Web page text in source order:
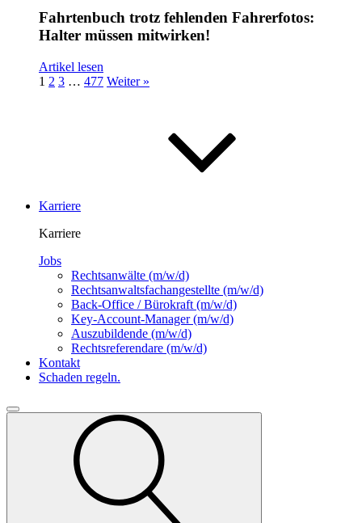
Fahrtenbuch trotz fehlenden Fahrerfotos:
Halter müssen mitwirken!
Artikel lesen
1 2 3 … 477 Weiter »
Karriere
Karriere
Jobs
Rechtsanwälte (m/w/d)
Rechtsanwalts­fachangestellte (m/w/d)
Back-Office / Bürokraft (m/w/d)
Key-Account-Manager(m/w/d)
Auszubildende (m/w/d)
Rechtsreferendare (m/w/d)
Kontakt
Schaden regeln.